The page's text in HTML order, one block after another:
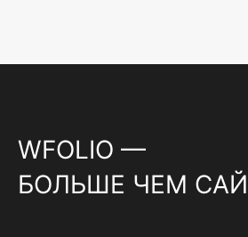
WFOLIO —
БОЛЬШЕ ЧЕМ